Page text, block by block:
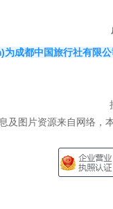
成都中国旅行社有限公
及图片资源来自网络，